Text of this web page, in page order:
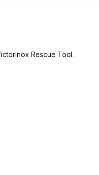
Rescue Tool.